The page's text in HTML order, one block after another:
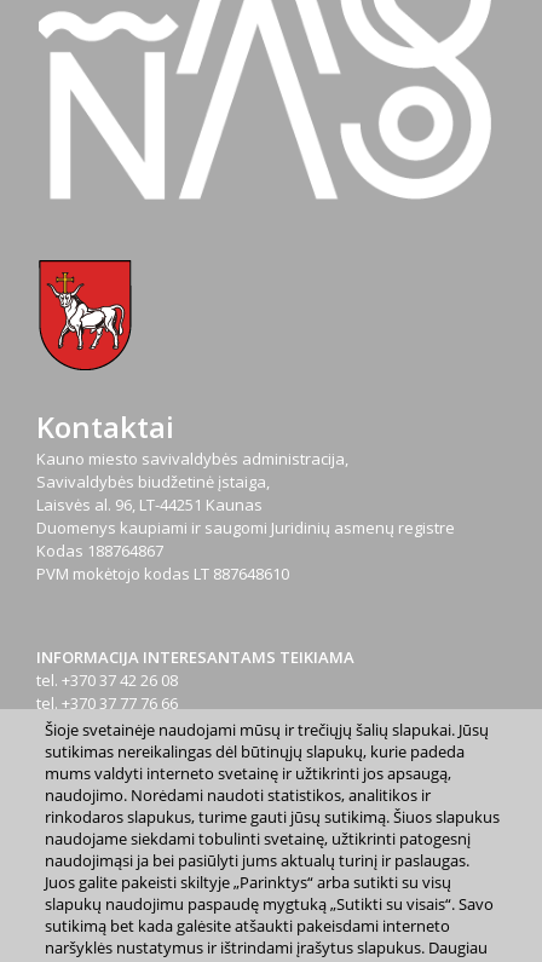
Kontaktai
Kauno miesto savivaldybės administracija,
Savivaldybės biudžetinė įstaiga,
Laisvės al. 96, LT-44251 Kaunas
Duomenys kaupiami ir saugomi Juridinių asmenų registre
Kodas 188764867
PVM mokėtojo kodas LT 887648610
INFORMACIJA INTERESANTAMS TEIKIAMA
tel. +370 37 42 26 08
tel. +370 37 77 76 66
tel. +370 660 07000
el. p.info@kaunas.lt
2023 m. Kauno miesto savivaldybė. Kopijuoti ir platinti
www.kaunas.lt skelbiamą informaciją be autorių sutikimo draudžiama.
Svetainės žemėlapis »
Šioje svetainėje naudojami mūsų ir trečiųjų šalių slapukai. Jūsų
sutikimas nereikalingas dėl būtinųjų slapukų, kurie padeda
mums valdyti interneto svetainę ir užtikrinti jos apsaugą,
naudojimo. Norėdami naudoti statistikos, analitikos ir
rinkodaros slapukus, turime gauti jūsų sutikimą. Šiuos slapukus
naudojame siekdami tobulinti svetainę, užtikrinti patogesnį
naudojimąsi ja bei pasiūlyti jums aktualų turinį ir paslaugas.
Juos galite pakeisti skiltyje „Parinktys“ arba sutikti su visų
slapukų naudojimu paspaudę mygtuką „Sutikti su visais“. Savo
sutikimą bet kada galėsite atšaukti pakeisdami interneto
naršyklės nustatymus ir ištrindami įrašytus slapukus. Daugiau